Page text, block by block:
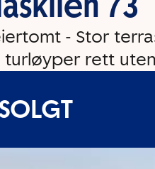
- Stor
turløyper rett